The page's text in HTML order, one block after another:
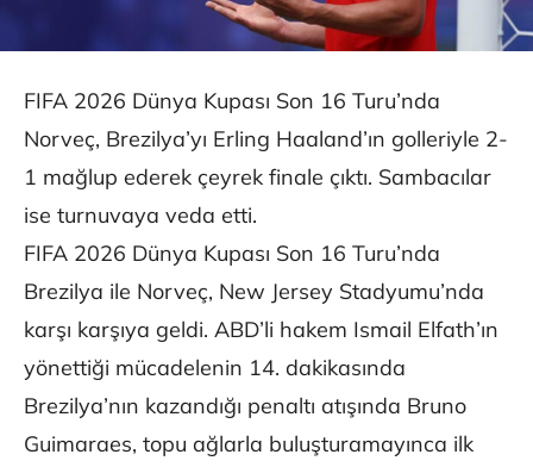
FIFA 2026 Dünya Kupası Son 16 Turu’nda
Norveç, Brezilya’yı Erling Haaland’ın golleriyle 2-
1 mağlup ederek çeyrek finale çıktı. Sambacılar
ise turnuvaya veda etti.
FIFA 2026 Dünya Kupası Son 16 Turu’nda
Brezilya ile Norveç, New Jersey Stadyumu’nda
karşı karşıya geldi. ABD’li hakem Ismail Elfath’ın
yönettiği mücadelenin 14. dakikasında
Brezilya’nın kazandığı penaltı atışında Bruno
Guimaraes, topu ağlarla buluşturamayınca ilk